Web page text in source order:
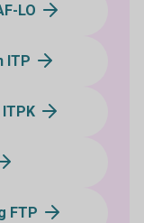
LO
ITP
FTP